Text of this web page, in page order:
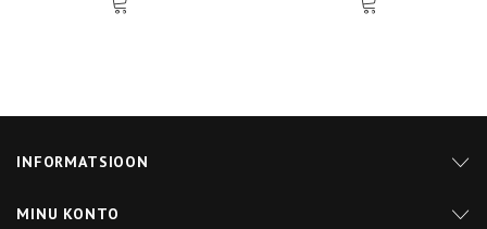
INFORMATSIOON
MINU KONTO